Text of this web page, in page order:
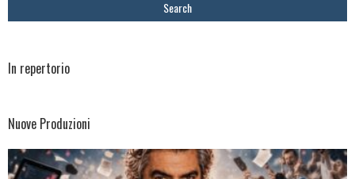
In repertorio
Nuove Produzioni